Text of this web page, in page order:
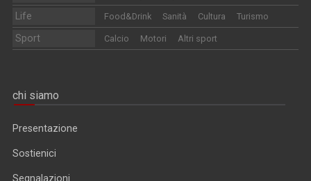
Life Food&Drink Sanità Cultura Turismo
Sport Calcio Motori Altri sport
chi siamo
Presentazione
Sostienici
Segnalazioni